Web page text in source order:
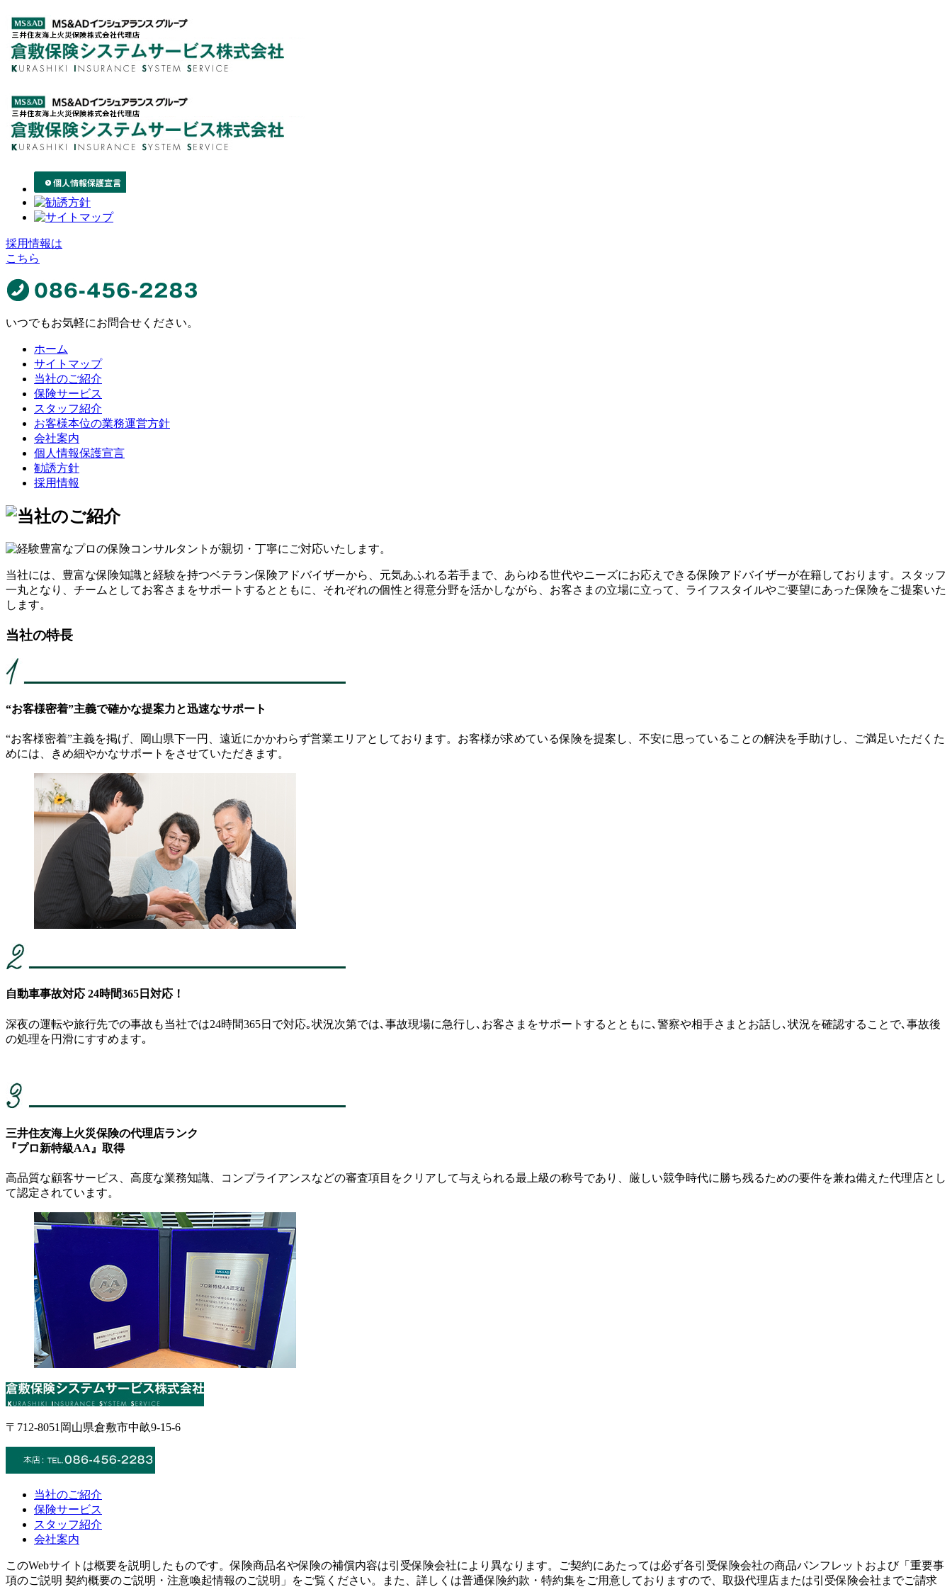
採用情報は
こちら
いつでもお気軽にお問合せください。
ホーム
サイトマップ
当社のご紹介
保険サービス
スタッフ紹介
お客様本位の業務運営方針
会社案内
個人情報保護宣言
勧誘方針
採用情報
当社には、豊富な保険知識と経験を持つベテラン保険アドバイザーから、元気あふれる若手まで、あらゆる世代やニーズにお応えできる保険アドバイザーが在籍しております。スタッフ
一丸となり、チームとしてお客さまをサポートするとともに、それぞれの個性と得意分野を活かしながら、お客さまの立場に立って、ライフスタイルやご要望にあった保険をご提案いた
します。
当社の特長
“お客様密着”主義で確かな提案力と迅速なサポート
“お客様密着”主義を掲げ、岡山県下一円、遠近にかかわらず営業エリアとしております。お客様が求めている保険を提案し、不安に思っていることの解決を手助けし、ご満足いただくた
めには、きめ細やかなサポートをさせていただきます。
自動車事故対応 24時間365日対応！
深夜の運転や旅行先での事故も当社では24時間365日で対応｡状況次第では､事故現場に急行し､お客さまをサポートするとともに､警察や相手さまとお話し､状況を確認することで､事故後
の処理を円滑にすすめます｡
三井住友海上火災保険の代理店ランク
『プロ新特級AA』取得
高品質な顧客サービス、高度な業務知識、コンプライアンスなどの審査項目をクリアして与えられる最上級の称号であり、厳しい競争時代に勝ち残るための要件を兼ね備えた代理店とし
て認定されています。
〒712-8051岡山県倉敷市中畝9-15-6
当社のご紹介
保険サービス
スタッフ紹介
会社案内
このWebサイトは概要を説明したものです。保険商品名や保険の補償内容は引受保険会社により異なります。ご契約にあたっては必ず各引受保険会社の商品パンフレットおよび「重要事
項のご説明 契約概要のご説明・注意喚起情報のご説明」をご覧ください。また、詳しくは普通保険約款・特約集をご用意しておりますので、取扱代理店または引受保険会社までご請求